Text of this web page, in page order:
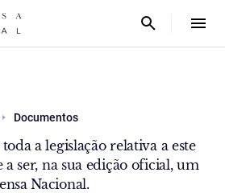
Documentos
a legislação relativa a este
a ser, na sua edição oficial, um
Nacional.